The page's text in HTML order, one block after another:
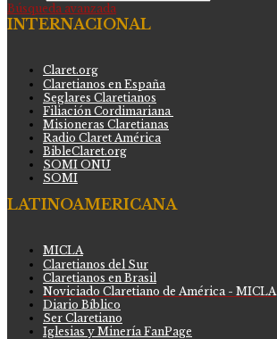
Búsqueda avanzada
INTERNACIONAL
Claret.org
Claretianos en España
Seglares Claretianos
Filiación Cordimariana
Misioneras Claretianas
Radio Claret América
BibleClaret.org
SOMI ONU
SOMI
LATINOAMERICANA
MICLA
Claretianos del Sur
Claretianos en Brasil
Noviciado Claretiano de América - MICLA
Diario Bíblico
Ser Claretiano
Iglesias y Minería FanPage